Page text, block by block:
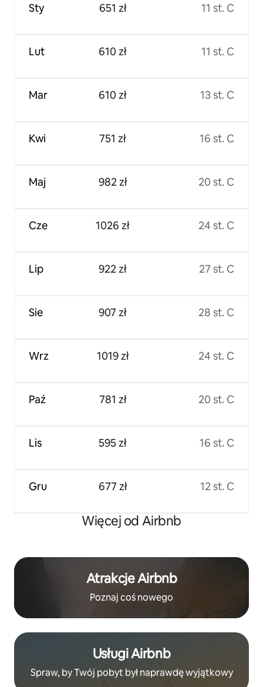
Sty
Lut
Mar
Kwi
Maj
Cze
Lip
Sie
Wrz
Paź
Lis
Gru
651 zł
610 zł
610 zł
751 zł
982 zł
1026 zł
922 zł
907 zł
1019 zł
781 zł
595 zł
677 zł
11 st. C
11 st. C
13 st. C
16 st. C
20 st. C
24 st. C
27 st. C
28 st. C
24 st. C
20 st. C
16 st. C
12 st. C
Więcej od Airbnb
Atrakcje Airbnb
Poznaj coś nowego
Usługi Airbnb
Spraw, by Twój pobyt był naprawdę wyjątkowy